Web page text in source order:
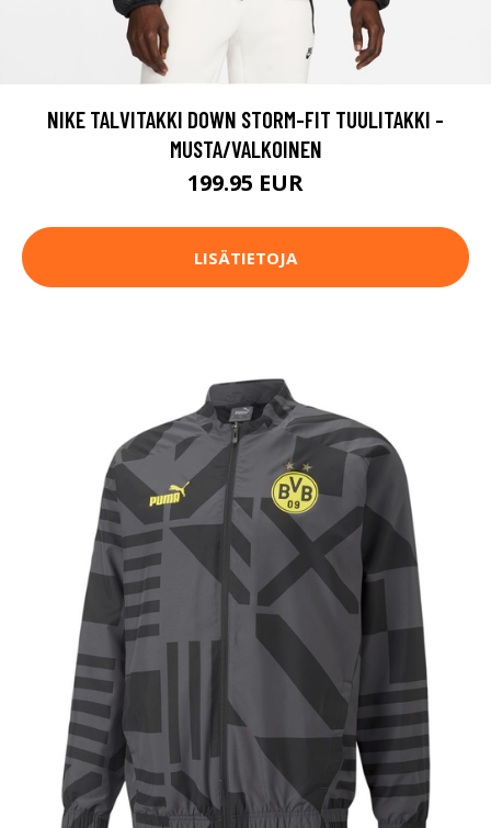
NIKE TALVITAKKI DOWN STORM-FIT TUULITAKKI -
MUSTA/VALKOINEN
199.95 EUR
LISÄTIETOJA